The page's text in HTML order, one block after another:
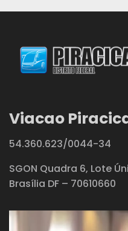
Viacao
54.360.623/0044-34
SGON Quadra 6, Lote
Brasília DF – 70610660